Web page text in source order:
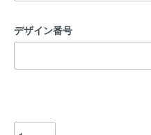
デザイン番号